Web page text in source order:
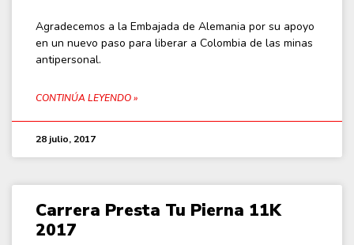
Agradecemos a la Embajada de Alemania por su apoyo
en un nuevo paso para liberar a Colombia de las minas
antipersonal.
CONTINÚA LEYENDO »
28 julio, 2017
Carrera Presta Tu Pierna 11K
2017